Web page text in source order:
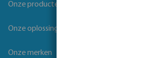
Onze producten
Onze oplossingen
Onze merken